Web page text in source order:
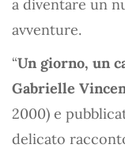
a diventare un
avventure.
“Un giorno, un
Gabrielle
2000) e
delicato